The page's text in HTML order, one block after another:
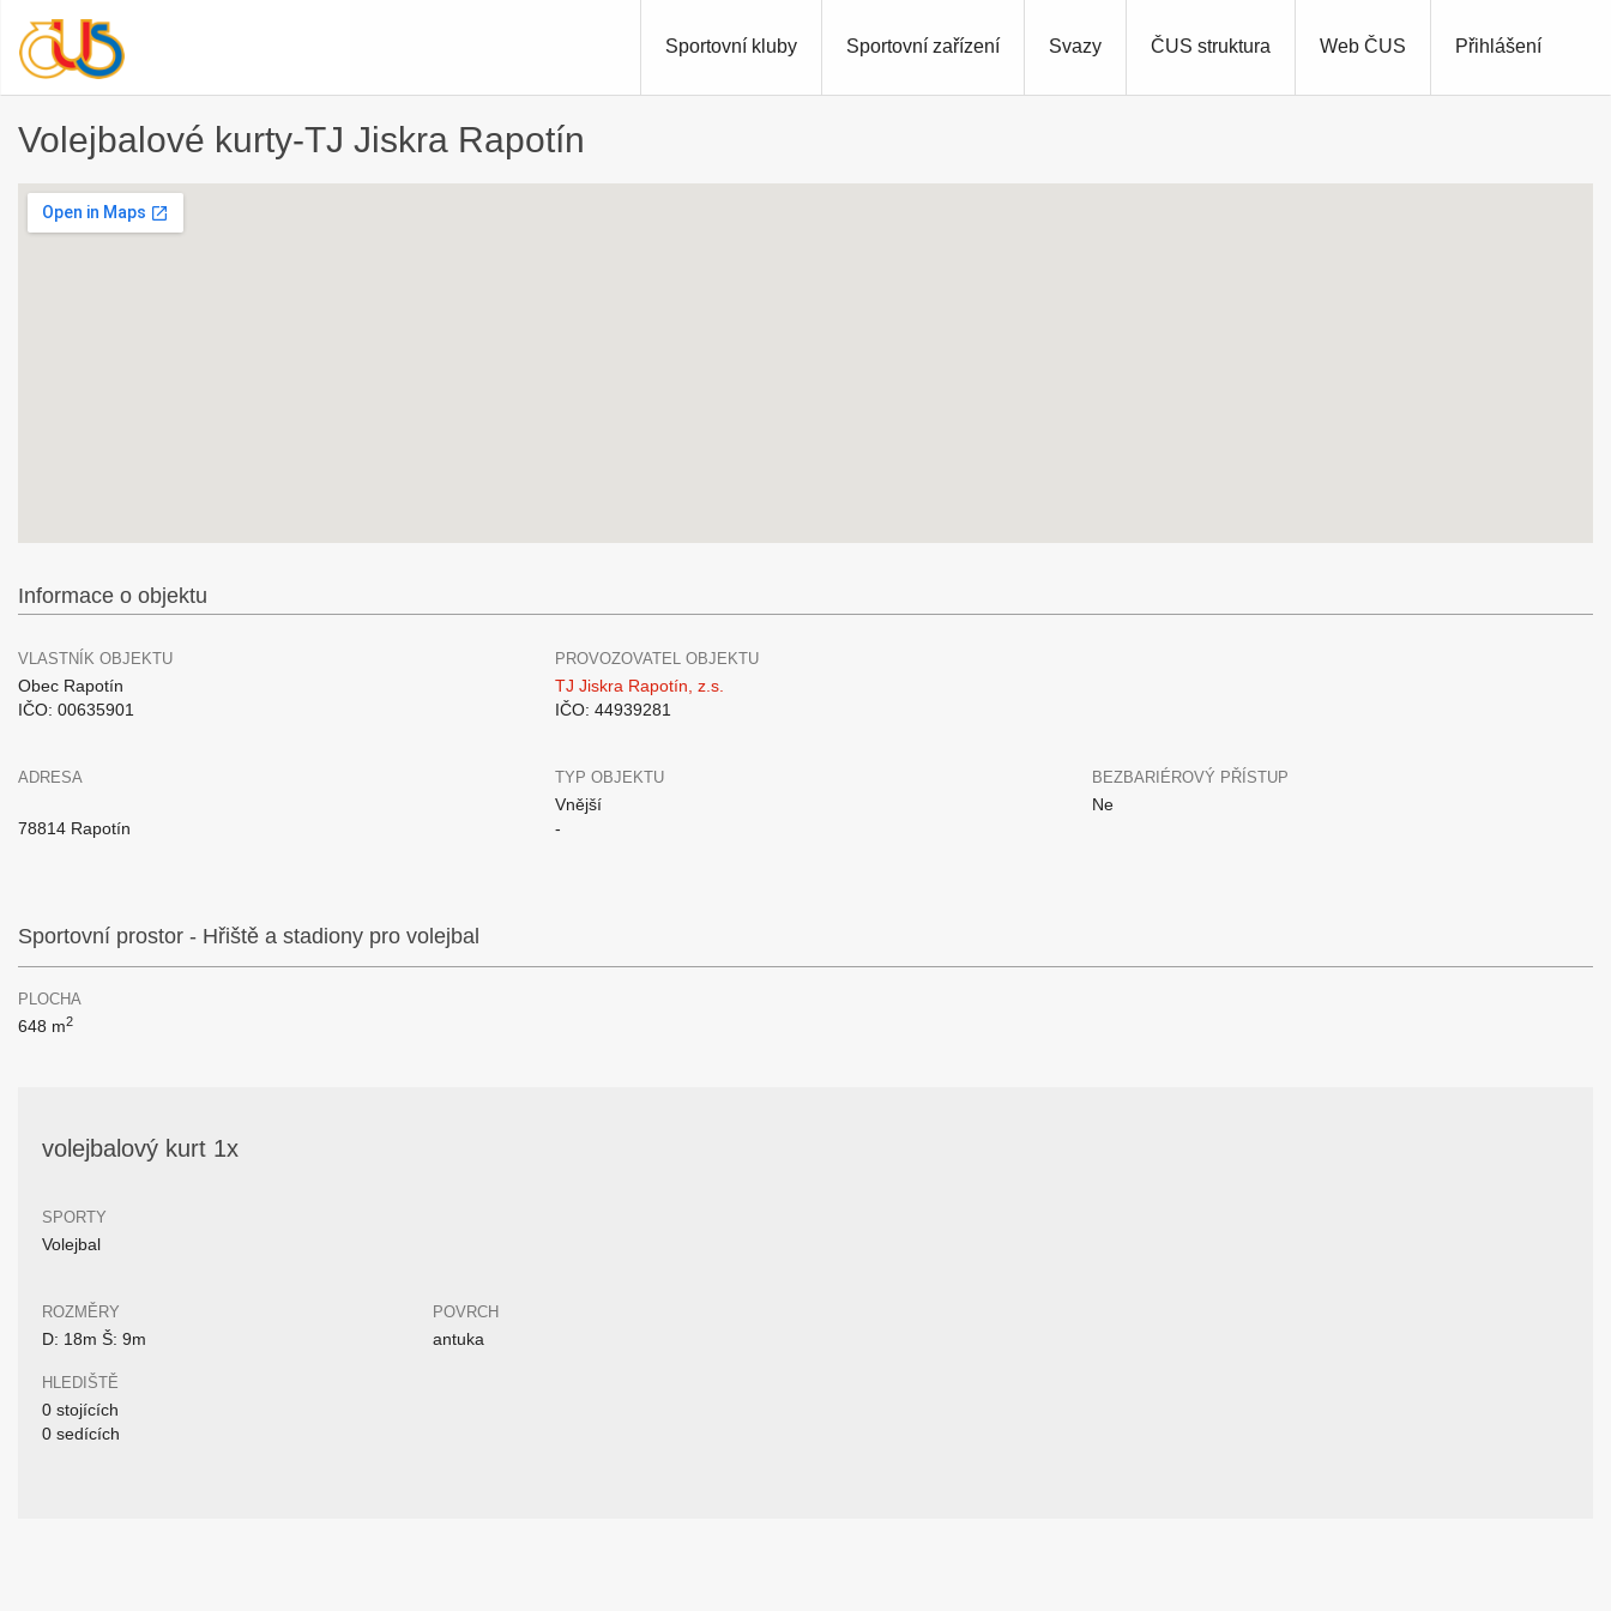
Přihlášení
Sportovní kluby Sportovní zařízení Svazy ČUS struktura Web ČUS
Volejbalové kurty-TJ Jiskra Rapotín
Informace o objektu
VLASTNÍK OBJEKTU
Obec Rapotín
IČO: 00635901
PROVOZOVATEL OBJEKTU
TJ Jiskra Rapotín, z.s.
IČO: 44939281
ADRESA
78814 Rapotín
TYP OBJEKTU
Vnější
-
BEZBARIÉROVÝ PŘÍSTUP
Ne
Sportovní prostor - Hřiště a stadiony pro volejbal
PLOCHA
648 m2
volejbalový kurt 1x
SPORTY
Volejbal
ROZMĚRY
D: 18m Š: 9m
HLEDIŠTĚ
0 stojících
0 sedících
POVRCH
antuka